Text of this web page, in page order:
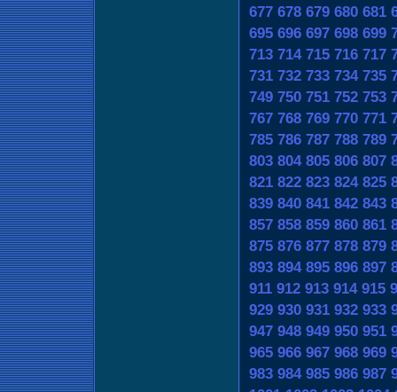
677 678 679 680 681
695 696 697 698 699
713 714 715 716 717
731 732 733 734 735
749 750 751 752 753
767 768 769 770 771
785 786 787 788 789
803 804 805 806 807
821 822 823 824 825
839 840 841 842 843
857 858 859 860 861
875 876 877 878 879
893 894 895 896 897
911 912 913 914 915
929 930 931 932 933
947 948 949 950 951
965 966 967 968 969
983 984 985 986 987